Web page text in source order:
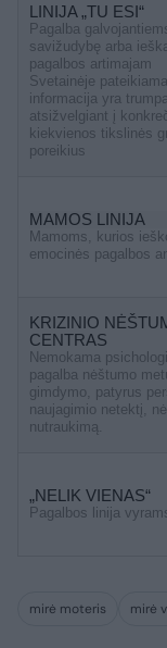
LINIJA „TU ESI“
Pagalba
savižudybę arba
pagalbos artimajam
Svetainėje pateikiama
informacija yra trumpa,
atsižvelgiant į
kiekvienos tikslinės
poreikius
MAMOS LINIJA
Mamoms, kurios
emocinės pagalbos
KRIZINIO
CENTRAS
Nemokama
pagalba nėštumo
gimdymo, patyrus
naujagimio netektį,
nutraukimą.
„NELIK VIENAS“
Pagalbos linija
mirė moteris mirė